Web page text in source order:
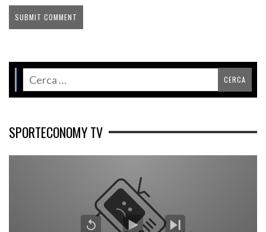
SPORTECONOMY TV